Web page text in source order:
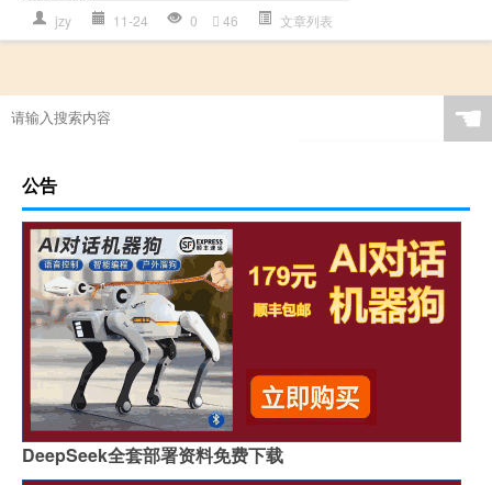
jzy 11-24 0 46 文章列表
☚
公告
DeepSeek全套部署资料免费下载